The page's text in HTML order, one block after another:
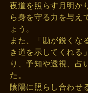
夜道を照らす月明か
ら身を守る力を与え
ょう。
また、「勘が鋭くな
き道を示してくれる
り、予知や透視、占
た。
陰陽に照らし合わせ